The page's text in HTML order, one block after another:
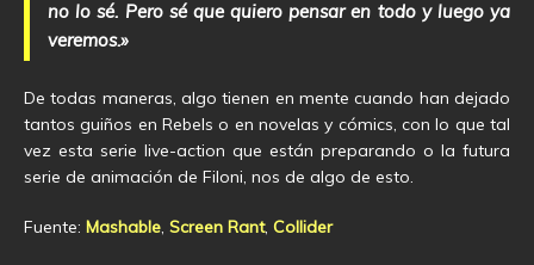
no lo sé. Pero sé que quiero pensar en todo y luego ya
veremos.»
De todas maneras, algo tienen en mente cuando han dejado
tantos guiños en Rebels o en novelas y cómics, con lo que tal
vez esta serie live-action que están preparando o la futura
serie de animación de Filoni, nos de algo de esto.
Fuente: Mashable, Screen Rant, Collider